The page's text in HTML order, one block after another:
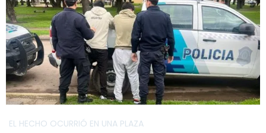
EL HECHO OCURRIÓ EN UNA PLAZA